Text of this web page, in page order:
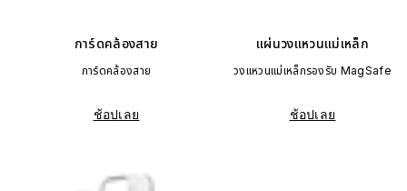
การ์ดคล้องสาย
การ์ดคล้องสาย
ช้อปเลย
แผ่นวงแหวนแม่เหล็ก
วงแหวนแม่เหล็กรองรับ MagSafe
ช้อปเลย